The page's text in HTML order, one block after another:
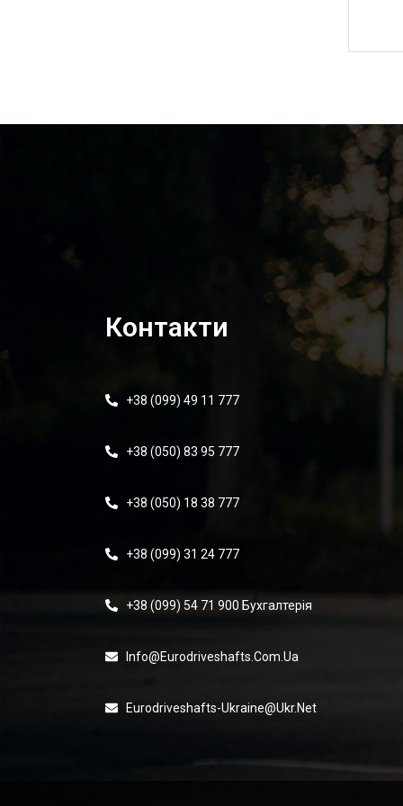
Контакти
+38 (099) 49 11 777
+38 (050) 83 95 777
+38 (050) 18 38 777
+38 (099) 31 24 777
+38 (099) 54 71 900 Бухгалтерія
Info@eurodriveshafts.com.ua
Eurodriveshafts-Ukraine@ukr.net